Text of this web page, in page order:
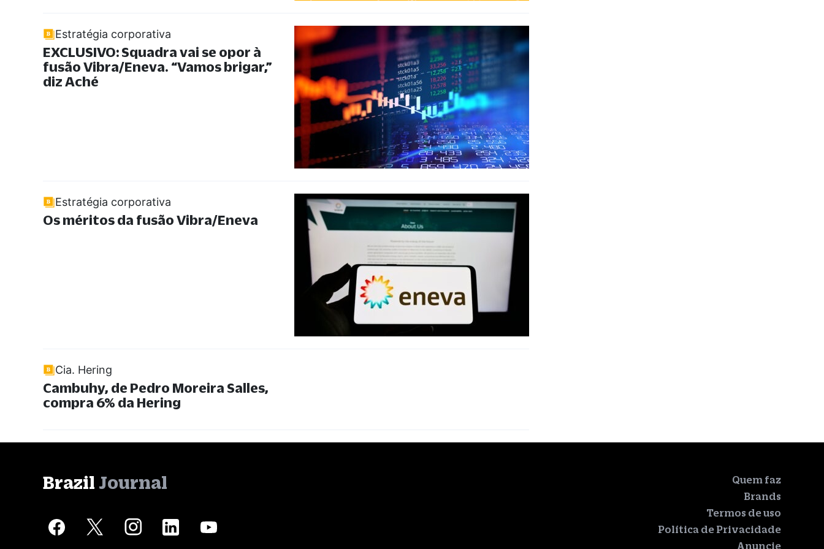
Estratégia corporativa
EXCLUSIVO: Squadra vai se opor à
fusão Vibra/Eneva. “Vamos brigar,”
diz Aché
Estratégia corporativa
Os méritos da fusão Vibra/Eneva
Cia. Hering
Cambuhy, de Pedro Moreira Salles,
compra 6% da Hering
Brazil Journal
Quem faz
Brands
Termos de uso
Política de Privacidade
Anuncie